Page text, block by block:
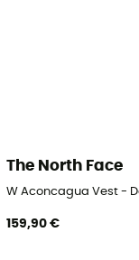
The North Face
W Aconcagua Vest -
159,90 €